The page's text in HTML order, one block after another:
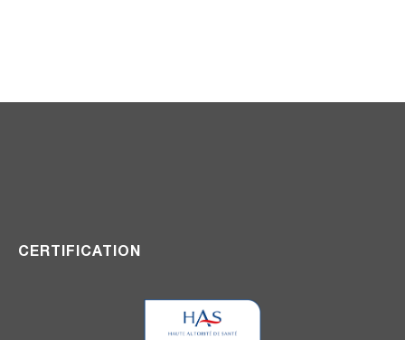
CERTIFICATION